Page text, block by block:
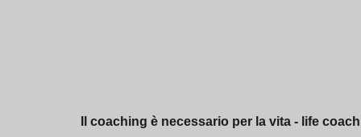
Il coaching è necessario per la vita - life